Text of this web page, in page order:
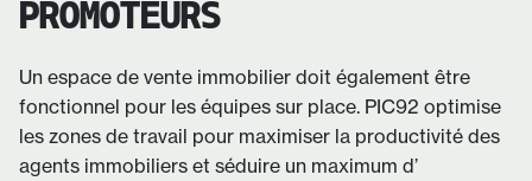
PROMOTEURS
Un espace de vente immobilier doit également être
fonctionnel pour les équipes sur place. PIC92 optimise
les zones de travail pour maximiser la productivité des
agents immobiliers et séduire un maximum d’